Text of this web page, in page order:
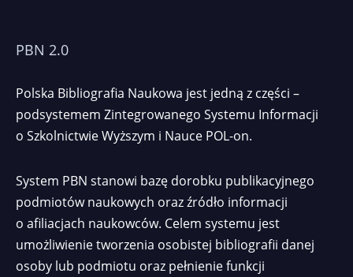
PBN 2.0
Polska Bibliografia Naukowa jest jedną z części –
podsystemem Zintegrowanego Systemu Informacji
o Szkolnictwie Wyższym i Nauce POL-on.
System PBN stanowi bazę dorobku publikacyjnego
podmiotów naukowych oraz źródło informacji
o afiliacjach naukowców. Celem systemu jest
umożliwienie tworzenia osobistej bibliografii danej
osoby lub podmiotu oraz pełnienie funkcji